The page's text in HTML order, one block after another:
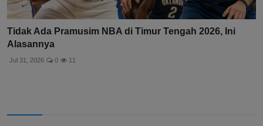
Tidak Ada Pramusim NBA di Timur Tengah 2026, Ini
Alasannya
Jul 31, 2026 0 11